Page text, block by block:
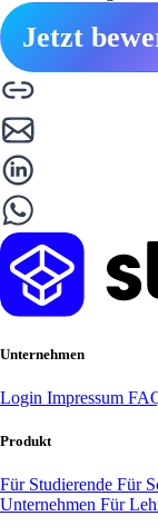
Jetzt
Unternehmen
Login Impressum
Produkt
Für Studierende Für
Unternehmen Für